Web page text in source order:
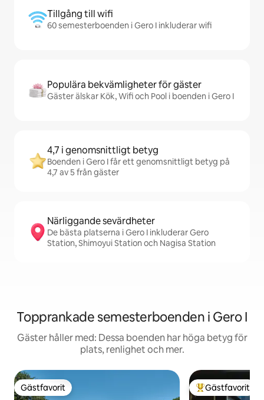
Tillgång till wifi
60 semesterboenden i Gero I inkluderar wifi
Populära bekvämligheter för gäster
Gäster älskar Kök, Wifi och Pool i boenden i Gero I
4,7 i genomsnittligt betyg
Boenden i Gero I får ett genomsnittligt betyg på
4,7 av 5 från gäster
Närliggande sevärdheter
De bästa platserna i Gero I inkluderar Gero
Station, Shimoyui Station och Nagisa Station
Topprankade semesterboenden i Gero I
Gäster håller med: Dessa boenden har höga betyg för
plats, renlighet och mer.
Gästfavorit
Gästfavorit Populär
Gästfavorit